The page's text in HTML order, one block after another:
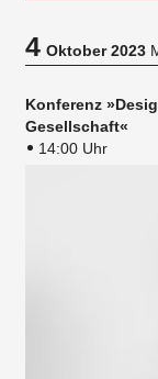
4Oktober 2023
Konferenz
Gesellschaft«
14:00 Uhr